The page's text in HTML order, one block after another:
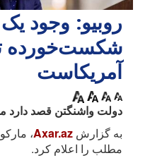
روبیو: وجود
شکست‌خورده
آمریکاست
دولت واشنگتن قصد دارد
به گزارش Axar.az،
مطلب را اعلام کرد.